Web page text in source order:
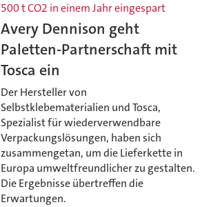
500 t CO2 in einem Jahr eingespart
Avery Dennison geht
Paletten-Partnerschaft mit
Tosca ein
Der Hersteller von
Selbstklebematerialien und Tosca,
Spezialist für wiederverwendbare
Verpackungslösungen, haben sich
zusammengetan, um die Lieferkette in
Europa umweltfreundlicher zu gestalten.
Die Ergebnisse übertreffen die
Erwartungen.